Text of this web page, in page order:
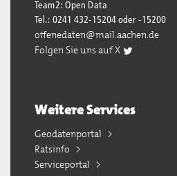
Team2: Open Data
Tel.: 0241 432-15204 oder -15200
offenedaten@mail.aachen.de
Folgen Sie uns auf X
Weitere Services
Geodatenportal
Ratsinfo
Serviceportal